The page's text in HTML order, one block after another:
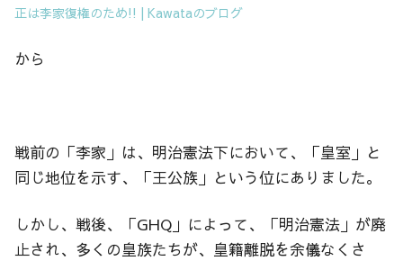
正は李家復権のため!! | Kawataのブログ
から
戦前の「李家」は、明治憲法下において、「皇室」と
同じ地位を示す、「王公族」という位にありました。
しかし、戦後、「GHQ」によって、「明治憲法」が廃
止され、多くの皇族たちが、皇籍離脱を余儀なくさ